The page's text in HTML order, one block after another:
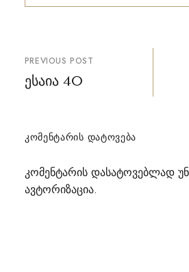
პოსტის
ნავიგაცია
PREVIOUS POST
ესაია 40
ᲙᲝᲛᲔᲜᲢᲐᲠᲘᲡ ᲓᲐᲢᲝᲕᲔᲑᲐ
კომენტარის დასატოვებლად
ავტორიზაცია.